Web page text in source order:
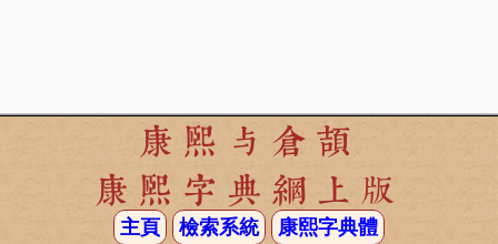
康熙与倉頡
康熙字典網上版
主頁 檢索系統 康熙字典體